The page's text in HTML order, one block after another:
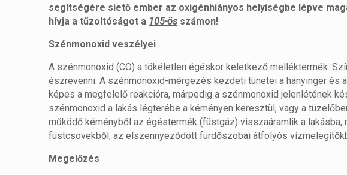
segítségére siető ember az oxigénhiányos helyiségbe lépve
hívja a tűzoltóságot a 105-ös számon!
Szénmonoxid veszélyei
A szénmonoxid (CO) a tökéletlen égéskor keletkező melléktermék.
észrevenni. A szénmonoxid-mérgezés kezdeti tünetei a hányinger és
képes a megfelelő reakcióra, márpedig a szénmonoxid jelenlétének
szénmonoxid a lakás légterébe a kéményen keresztül, vagy a
működő kéményből az égéstermék (füstgáz) visszaáramlik a lakásba,
füstcsövekből, az elszennyeződött fürdőszobai átfolyós
Megelőzés